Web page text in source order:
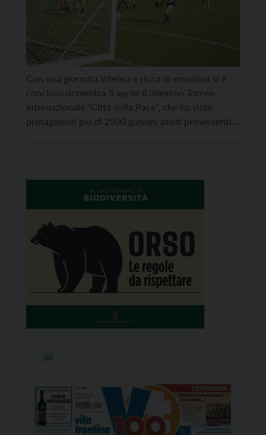
Con una giornata intensa e ricca di emozioni si è
concluso domenica 5 aprile il 38esimo Torneo
Internazionale “Città della Pace”, che ha visto
protagonisti più di 2500 giovani atleti provenienti